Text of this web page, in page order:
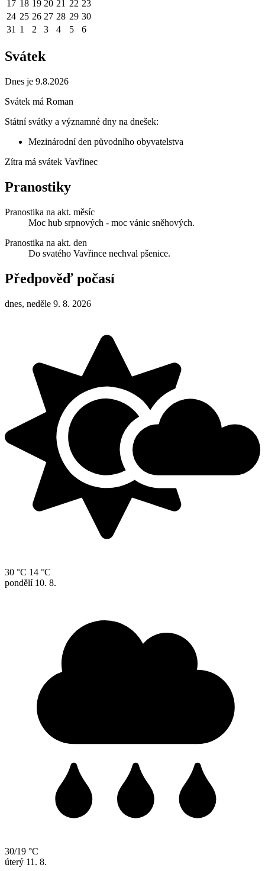
17 18 19 20 21 22 23
24 25 26 27 28 29 30
31 1 2 3 4 5 6
Svátek
Dnes je 9.8.2026
Svátek má Roman
Státní svátky a významné dny na dnešek:
Mezinárodní den původního obyvatelstva
Zítra má svátek Vavřinec
Pranostiky
Pranostika na akt. měsíc
Moc hub srpnových - moc vánic sněhových.
Pranostika na akt. den
Do svatého Vavřince nechval pšenice.
Předpověď počasí
dnes, neděle 9. 8. 2026
30 °C 14 °C
pondělí 10. 8.
30/19 °C
úterý 11. 8.